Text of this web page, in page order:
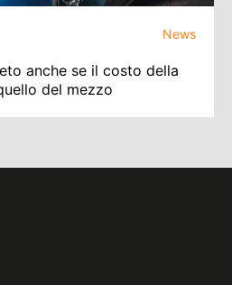
News
anche se il costo della
del mezzo